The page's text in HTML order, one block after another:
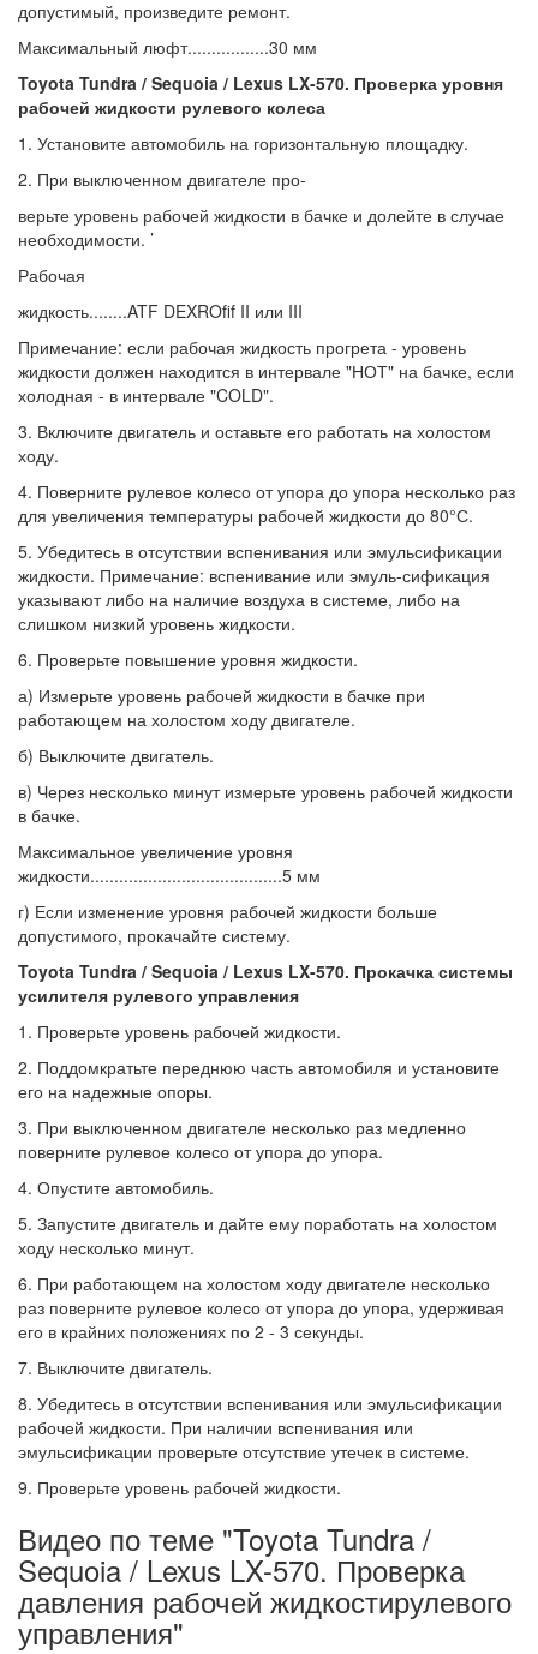
допустимый, произведите ремонт.
Максимальный люфт.................30 мм
Toyota Tundra / Sequoia / Lexus LX-570. Проверка уровня
рабочей жидкости рулевого колеса
1. Установите автомобиль на горизонтальную площадку.
2. При выключенном двигателе про-
верьте уровень рабочей жидкости в бачке и долейте в случае
необходимости. ’
Рабочая
жидкость........ATF DEXROfif II или III
Примечание: если рабочая жидкость прогрета - уровень
жидкости должен находится в интервале "НОТ" на бачке, если
холодная - в интервале "COLD".
3. Включите двигатель и оставьте его работать на холостом
ходу.
4. Поверните рулевое колесо от упора до упора несколько раз
для увеличения температуры рабочей жидкости до 80°С.
5. Убедитесь в отсутствии вспенивания или эмульсификации
жидкости. Примечание: вспенивание или эмуль-сификация
указывают либо на наличие воздуха в системе, либо на
слишком низкий уровень жидкости.
6. Проверьте повышение уровня жидкости.
а) Измерьте уровень рабочей жидкости в бачке при
работающем на холостом ходу двигателе.
б) Выключите двигатель.
в) Через несколько минут измерьте уровень рабочей жидкости
в бачке.
Максимальное увеличение уровня
жидкости........................................5 мм
г) Если изменение уровня рабочей жидкости больше
допустимого, прокачайте систему.
Toyota Tundra / Sequoia / Lexus LX-570. Прокачка системы
усилителя рулевого управления
1. Проверьте уровень рабочей жидкости.
2. Поддомкратьте переднюю часть автомобиля и установите
его на надежные опоры.
3. При выключенном двигателе несколько раз медленно
поверните рулевое колесо от упора до упора.
4. Опустите автомобиль.
5. Запустите двигатель и дайте ему поработать на холостом
ходу несколько минут.
6. При работающем на холостом ходу двигателе несколько
раз поверните рулевое колесо от упора до упора, удерживая
его в крайних положениях по 2 - 3 секунды.
7. Выключите двигатель.
8. Убедитесь в отсутствии вспенивания или эмульсификации
рабочей жидкости. При наличии вспенивания или
эмульсификации проверьте отсутствие утечек в системе.
9. Проверьте уровень рабочей жидкости.
Видео по теме "Toyota Tundra /
Sequoia / Lexus LX-570. Проверка
давления рабочей жидкостирулевого
управления"